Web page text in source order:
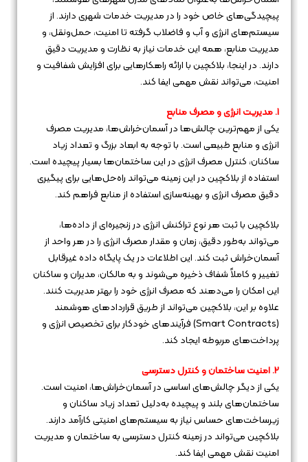
پیچیدگی‌های خاص خود را در مدیریت خدمات شهری دارند. از
سیستم‌های انرژی و آب و فاضلاب گرفته تا امنیت، حمل‌ونقل، و
مدیریت منابع، همه این خدمات نیاز به نظارت و مدیریت دقیق
دارند. در اینجا، بلاکچین با ارائه راهکارهایی برای افزایش شفافیت و
امنیت، می‌تواند نقش مهمی ایفا کند.
1. مدیریت انرژی و مصرف منابع
یکی از مهم‌ترین چالش‌ها در آسمان‌خراش‌ها، مدیریت مصرف
انرژی و منابع طبیعی است. با توجه به ابعاد بزرگ و تعداد زیاد
ساکنان، کنترل مصرف انرژی در این ساختمان‌ها بسیار پیچیده است.
استفاده از بلاکچین در این زمینه می‌تواند راه‌حل‌هایی برای پیگیری
دقیق مصرف انرژی و بهینه‌سازی استفاده از منابع فراهم کند.
بلاکچین با ثبت هر نوع تراکنش انرژی در زنجیره‌ای از داده‌ها،
می‌تواند به‌طور دقیق، زمان و مقدار مصرف انرژی را در هر واحد از
آسمان‌خراش ثبت کند. این اطلاعات در یک پایگاه داده غیرقابل
تغییر و کاملاً شفاف ذخیره می‌شوند و به مالکان، مدیران و ساکنان
این امکان را می‌دهند که مصرف انرژی خود را بهتر مدیریت کنند.
علاوه بر این، بلاکچین می‌تواند از طریق قراردادهای هوشمند
(Smart Contracts) فرآیندهای خودکار برای تخصیص انرژی و
پرداخت‌های مربوطه ایجاد کند.
2. امنیت ساختمان و کنترل دسترسی
یکی از دیگر چالش‌های اساسی در آسمان‌خراش‌ها، امنیت است.
ساختمان‌های بلند و پیچیده به‌دلیل تعداد زیاد ساکنان و
زیرساخت‌های حساس نیاز به سیستم‌های امنیتی کارآمد دارند.
بلاکچین می‌تواند در زمینه کنترل دسترسی به ساختمان و مدیریت
امنیت نقش مهمی ایفا کند.